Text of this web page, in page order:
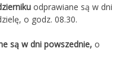
odprawiane są w dni
o godz. 08.30.
są w dni powszednie, o